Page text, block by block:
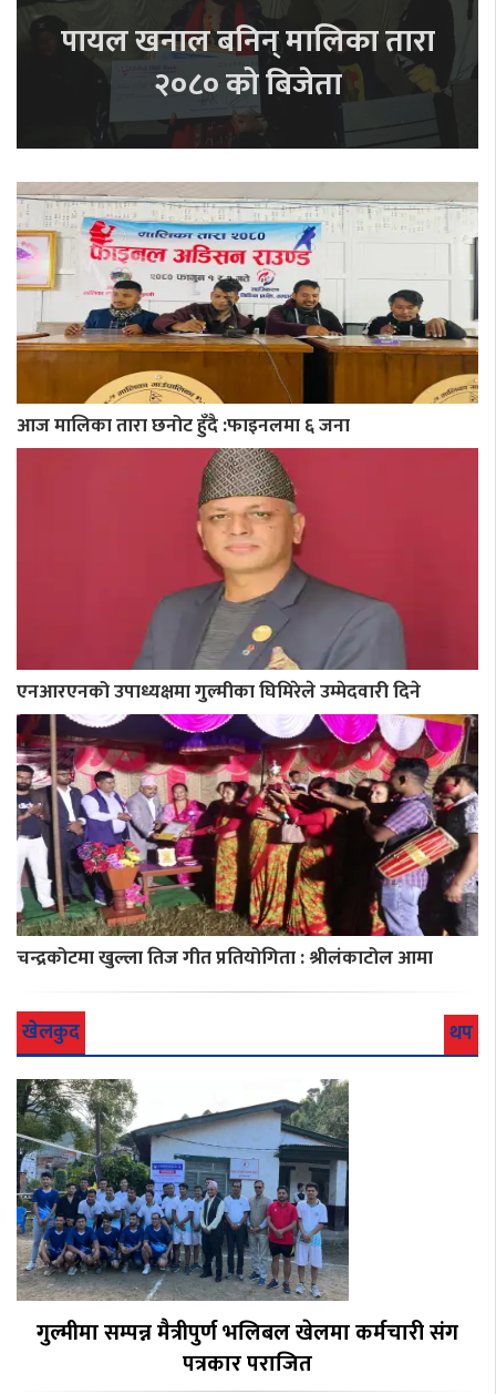
पायल खनाल बनिन् मालिका तारा
२०८० को बिजेता
आज मालिका तारा छनोट हुँदै :फाइनलमा ६ जना
एनआरएनको उपाध्यक्षमा गुल्मीका घिमिरेले उम्मेदवारी दिने
चन्द्रकोटमा खुल्ला तिज गीत प्रतियोगिता : श्रीलंकाटोल आमा
खेलकुद थप
गुल्मीमा सम्पन्न मैत्रीपुर्ण भलिबल खेलमा कर्मचारी संग
पत्रकार पराजित